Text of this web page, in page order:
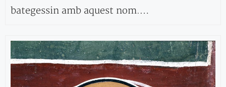
bategessin amb aquest nom.…